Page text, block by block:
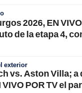
2026, EN
de la etapa 4,
exterior
vs. Aston Villa; a
POR TV el